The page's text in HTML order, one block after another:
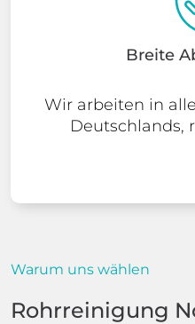
Breite
Wir arbeiten in
Deutschlands,
Warum uns wählen
Rohrreinigung